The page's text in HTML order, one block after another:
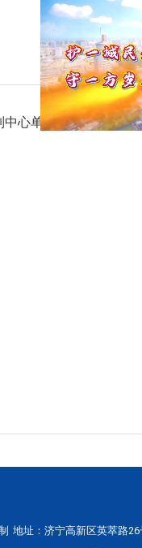
2023年
中心单位决算.pdf
地址：济宁高新区英萃路